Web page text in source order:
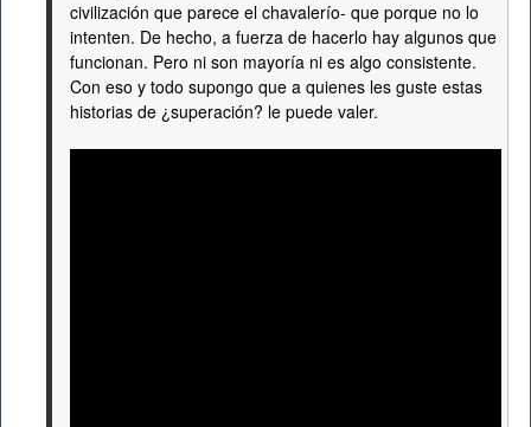
civilización que parece el chavalerío- que porque no lo
intenten. De hecho, a fuerza de hacerlo hay algunos que
funcionan. Pero ni son mayoría ni es algo consistente.
Con eso y todo supongo que a quienes les guste estas
historias de ¿superación? le puede valer.